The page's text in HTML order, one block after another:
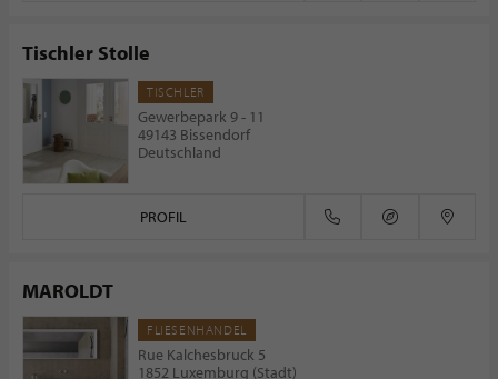
Tischler Stolle
TISCHLER
Gewerbepark 9 - 11
49143 Bissendorf
Deutschland
PROFIL
MAROLDT
FLIESENHANDEL
Rue Kalchesbruck 5
1852 Luxemburg (Stadt)